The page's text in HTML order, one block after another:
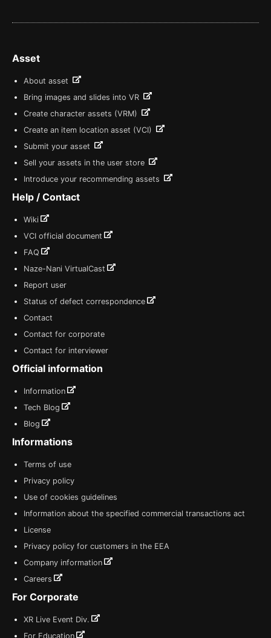
Asset
About asset
Bring images and slides into VR
Create character assets (VRM)
Create an item location asset (VCI)
Submit your asset
Sell your assets in the user store
Introduce your recommending assets
Help / Contact
Wiki
VCI official document
FAQ
Naze-Nani VirtualCast
Report user
Status of defect correspondence
Contact
Contact for corporate
Contact for interviewer
Official information
Information
Tech Blog
Blog
Informations
Terms of use
Privacy policy
Use of cookies guidelines
Information about the specified commercial transactions act
License
Privacy policy for customers in the EEA
Company information
Careers
For Corporate
XR Live Event Div.
For Education